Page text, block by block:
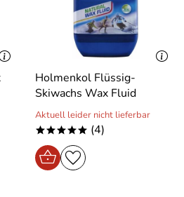
Holmenkol Flüssig-
Skiwachs Wax Fluid
Aktuell leider nicht lieferbar
***** (4)